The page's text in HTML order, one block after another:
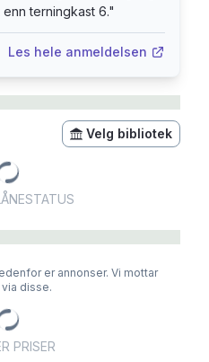
terningkast 6."
Les hele anmeldelsen
Velg bibliotek
er annonser. Vi mottar
disse.
PRISER